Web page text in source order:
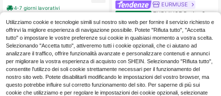
4-7 giorni lavorativi
EURMUSE
Magazzino EU EURMUSE Petite Cap
potto imbottito con effetto velluto s
chiacciato e cerniera – Giacca inve
rnale lucida e strutturata in nero, pe
r donne petite
28 .91€
4-7 giorni lavorativi
Utilizziamo cookie e tecnologie simili sul nostro sito web per fornire il servizio richiesto e
offrirvi la migliore esperienza di navigazione possibile. Potete "Rifiuta tutto", "Accetta
tutto" o impostare le vostre preferenze sui cookie in qualsiasi momento a vostra scelta.
Selezionando "Accetta tutto", attiveremo tutti i cookie opzionali, che ci aiutano ad
analizzare il traffico, offrire funzionalità avanzate e personalizzare contenuti e annunci
per migliorare la vostra esperienza di acquisto con SHEIN. Selezionando "Rifiuta tutto",
consentite l'utilizzo dei soli cookie strettamente necessari per il funzionamento del
nostro sito web. Potete disabilitarli modificando le impostazioni del vostro browser, ma
questo potrebbe influire sul corretto funzionamento del sito. Per saperne di più sui
cookie che utilizziamo e per regolare le impostazioni dei cookie opzionali, selezionate